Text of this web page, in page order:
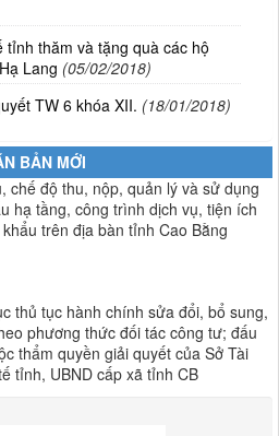
tỉnh thăm và tặng quà các hộ
Lang (05/02/2018)
TW 6 khóa XII. (18/01/2018)
BẢN MỚI
chế độ thu, nộp, quản lý và sử dụng
trên địa bàn tỉnh Cao Bằng
thủ tục hành chính sửa đổi, bổ sung,
phương thức đối tác công tư; đấu
thẩm quyền giải quyết của Sở Tài
tỉnh, UBND cấp xã tỉnh CB
bổ sung Kế hoạch vốn đầu tư